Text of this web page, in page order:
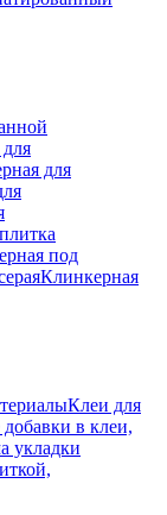
для
под
Клинкерная
Клеи для
в клеи,
укладки